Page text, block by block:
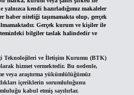
kendi hazırladığımız makaleler
haber niteliği taşımamakta olup, gerçek
Gerçek kurum ve kişiler ile
bilgiler taslak halindedir ve
Teknolojileri ve İletişim Kurumu (BTK)
hizmet vermektedir. Bu nedenle,
veya araştırma yükümlülüğümüz
içeriklerin sorumluluğunu
kabul etmiş sayılırlar.